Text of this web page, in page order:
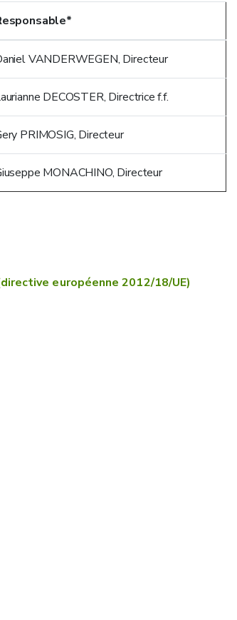
VANDERWEGEN, Directeur
DECOSTER, Directrice f.f.
PRIMOSIG, Directeur
MONACHINO, Directeur
(directive européenne 2012/18/UE)